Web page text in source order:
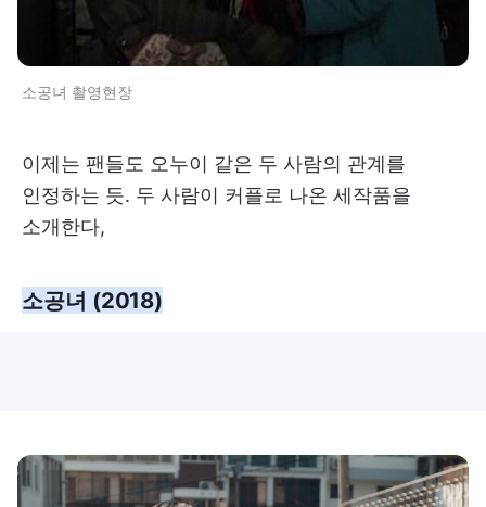
소공녀 촬영현장
이제는 팬들도 오누이 같은 두 사람의 관계를
인정하는 듯. 두 사람이 커플로 나온 세작품을
소개한다,
소공녀 (2018)